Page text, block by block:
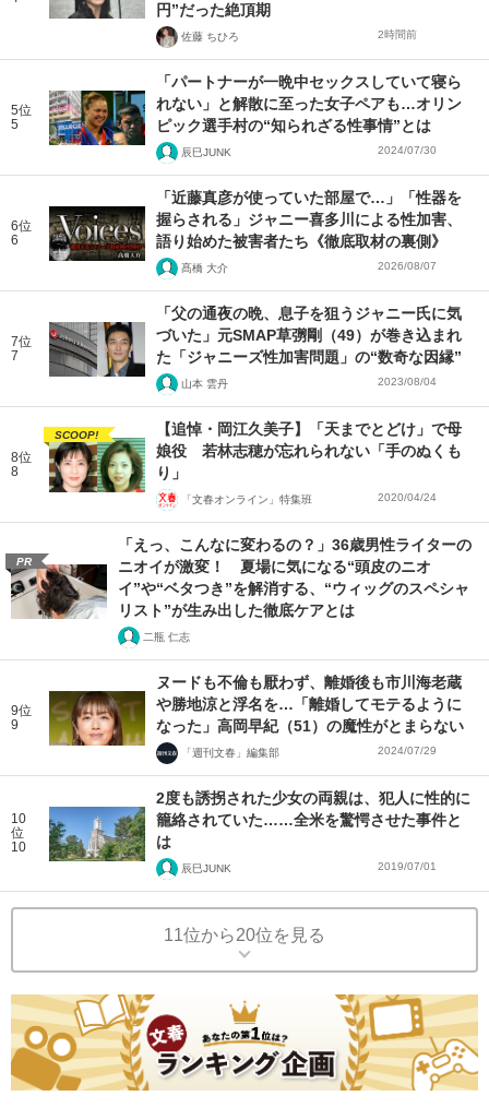
円”だった絶頂期
佐藤 ちひろ 2時間前
5位
5
「パートナーが一晩中セックスしていて寝ら
れない」と解散に至った女子ペアも…オリン
ピック選手村の“知られざる性事情”とは
辰巳JUNK 2024/07/30
6位
6
「近藤真彦が使っていた部屋で…」「性器を
握らされる」ジャニー喜多川による性加害、
語り始めた被害者たち《徹底取材の裏側》
髙橋 大介 2026/08/07
7位
7
「父の通夜の晩、息子を狙うジャニー氏に気
づいた」元SMAP草彅剛（49）が巻き込まれ
た「ジャニーズ性加害問題」の“数奇な因縁”
山本 雲丹 2023/08/04
8位
8
SCOOP!
【追悼・岡江久美子】「天までとどけ」で母
娘役 若林志穂が忘れられない「手のぬくも
り」
「文春オンライン」特集班 2020/04/24
PR
「えっ、こんなに変わるの？」36歳男性ライターの
ニオイが激変！ 夏場に気になる“頭皮のニオ
イ”や“ベタつき”を解消する、“ウィッグのスペシャ
リスト”が生み出した徹底ケアとは
二瓶 仁志
9位
9
ヌードも不倫も厭わず、離婚後も市川海老蔵
や勝地涼と浮名を…「離婚してモテるように
なった」高岡早紀（51）の魔性がとまらない
「週刊文春」編集部 2024/07/29
10
位
10
2度も誘拐された少女の両親は、犯人に性的に
籠絡されていた……全米を驚愕させた事件と
は
辰巳JUNK 2019/07/01
11位から20位を見る